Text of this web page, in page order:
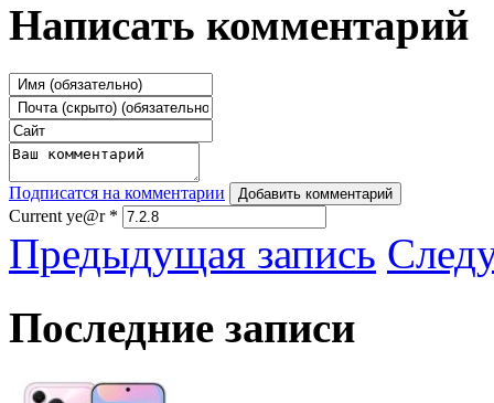
Написать комментарий
Подписатся на комментарии Добавить комментарий
Current ye@r *
Предыдущая запись
Последние записи